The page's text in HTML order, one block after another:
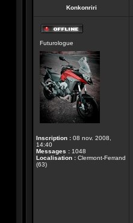
Konkonriri
Futurologue
Inscription : 08 nov. 2008,
14:40
Messages : 1048
Localisation : Clermont-Ferrand
(63)